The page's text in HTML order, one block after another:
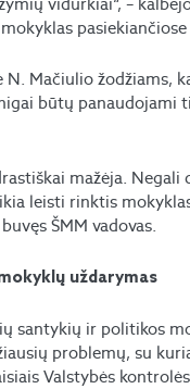
Mačiulio žodžiams,
būtų panaudojami
mažėja.
leisti rinktis
ŠMM vadovas.
uždarymas
santykių ir politikos
problemų, su
Valstybės